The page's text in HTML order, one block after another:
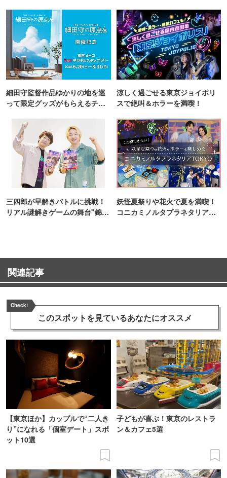
細田守監督作品ゆかりの地を巡
って限定グッズがもらえるチャ
涼しく過ごせる東京ジョイポリ
スで絶叫＆ホラーを満喫！
三四郎が早解きバトルに挑戦！
リアル謎解きゲームの舞台"錦糸
妖怪夏祭りや花火で夏を満喫！
コニカミノルタプラネタリア
関連記事
Check!
このスポットを見ているあなたにオススメ
【東京ほか】カップルで“二人き
り”になれる「個室デート」スポ
ット10選
子どもが喜ぶ！東京のレストラ
ン＆カフェ5選